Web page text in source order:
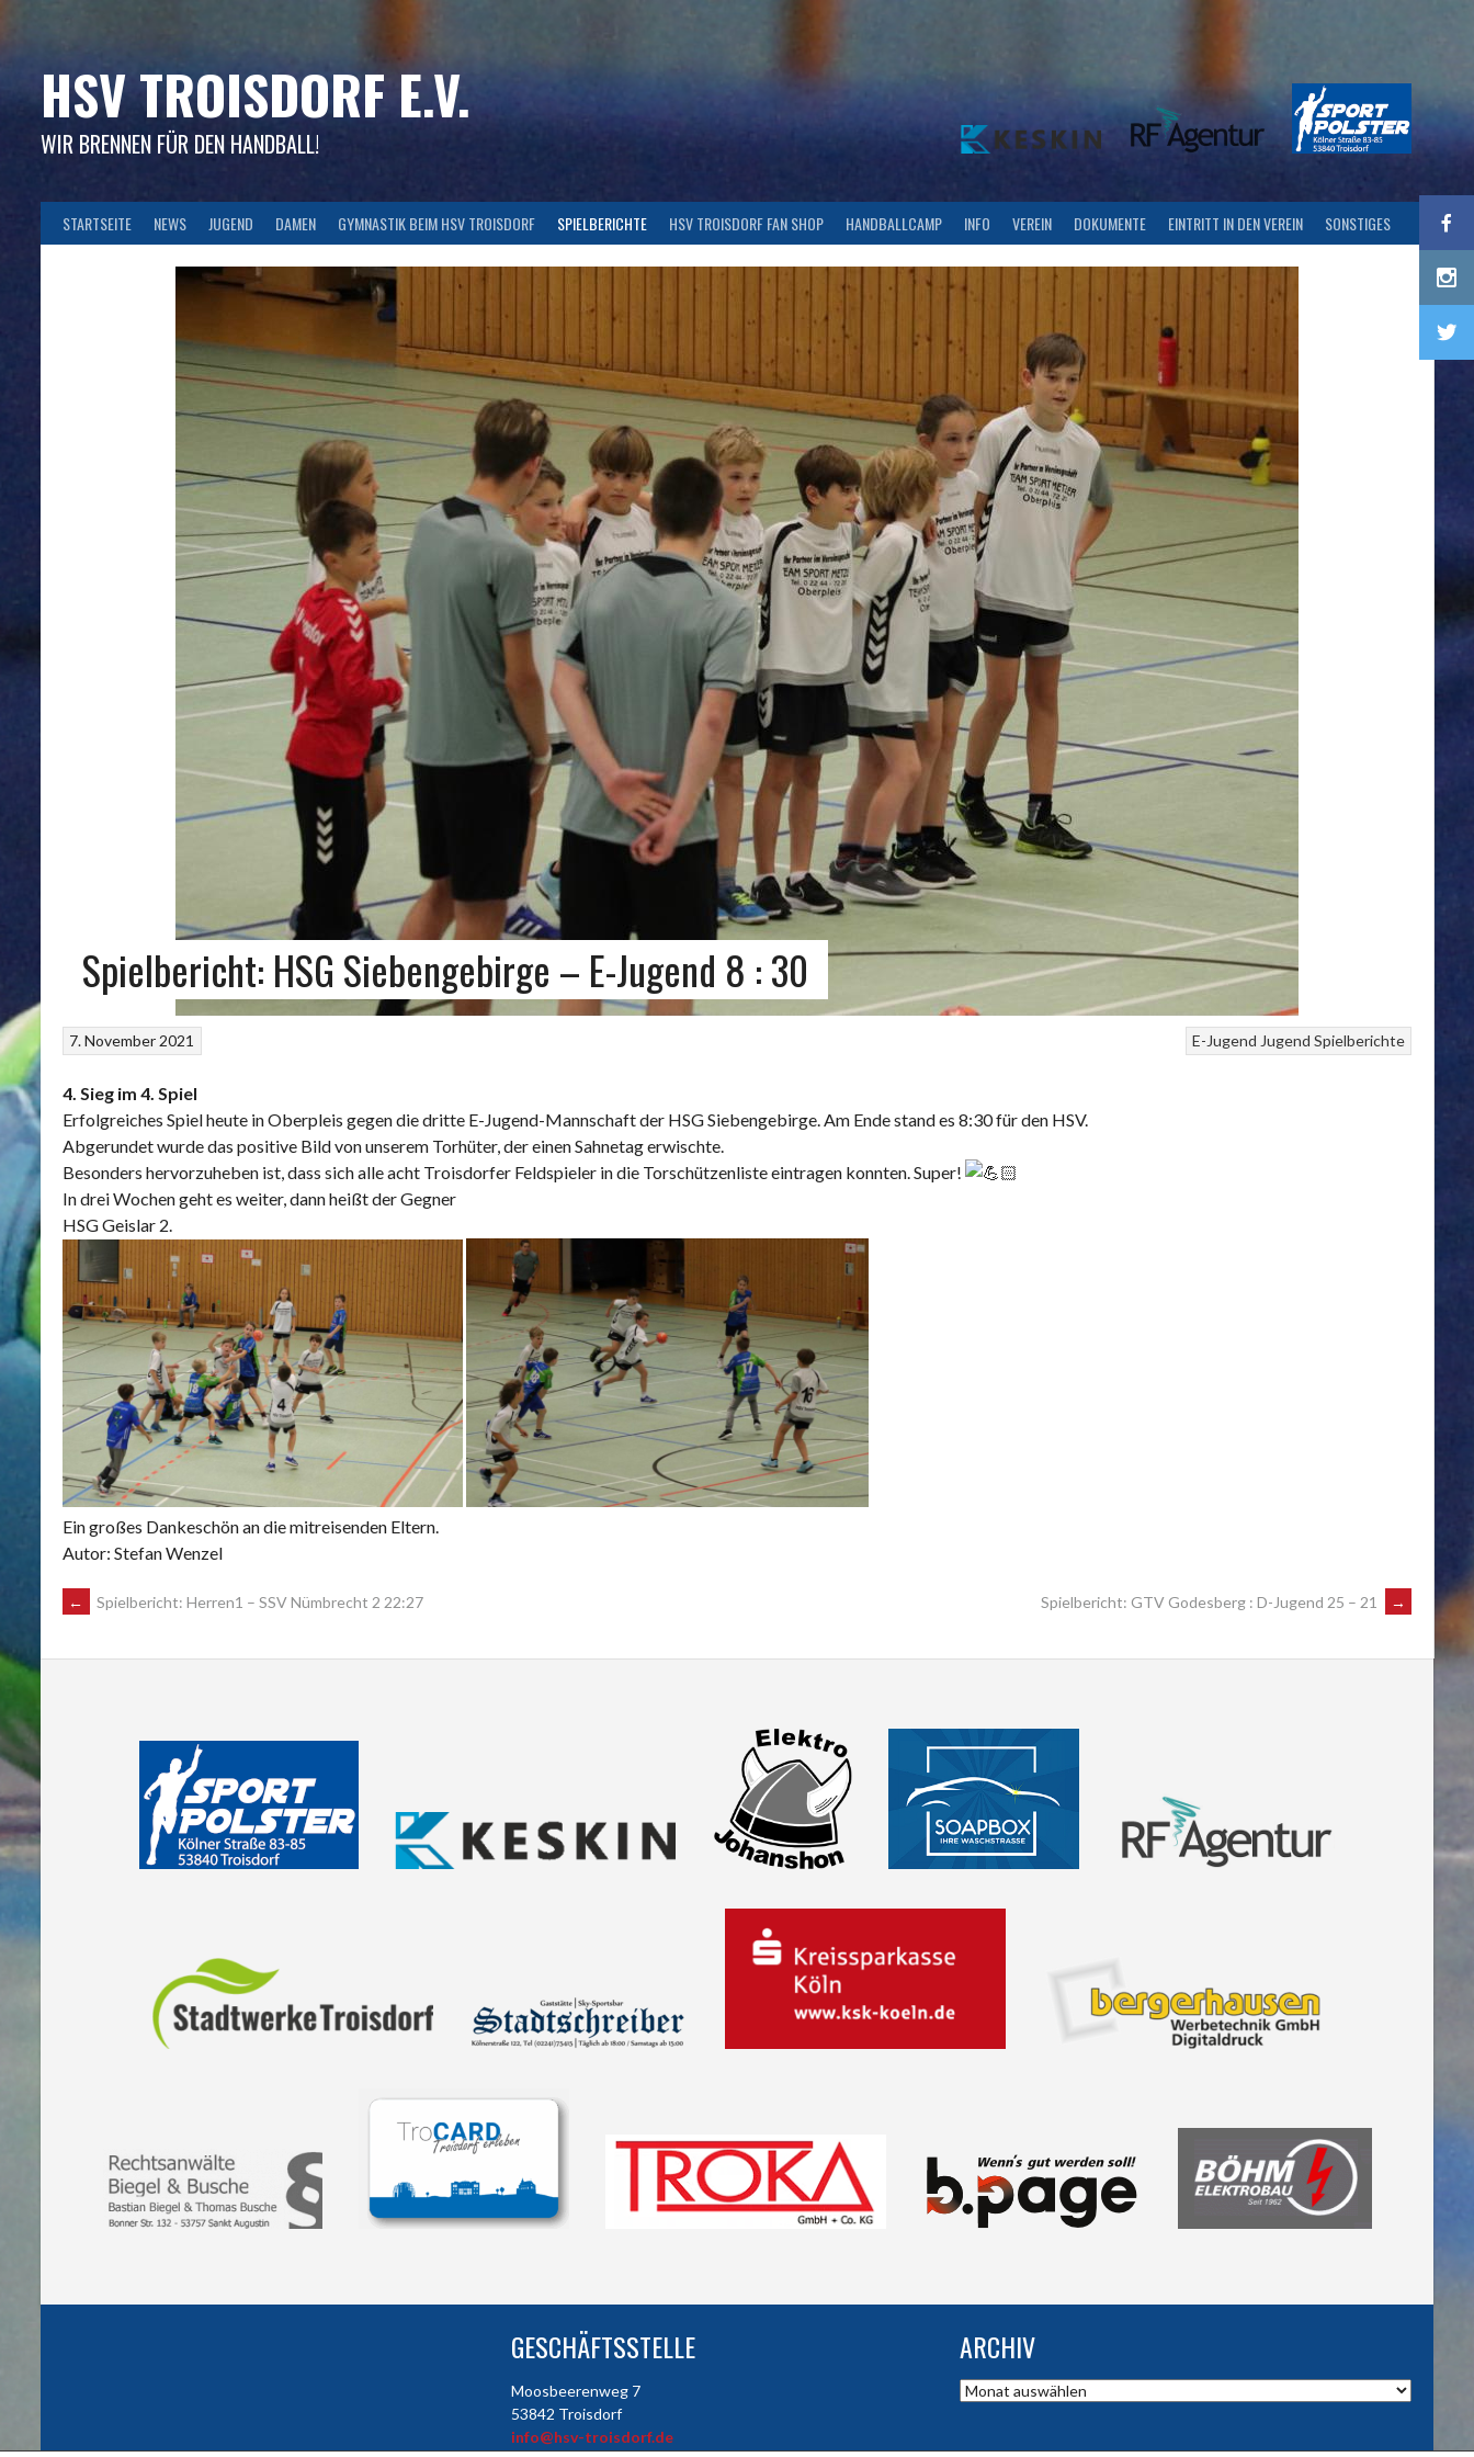
HSV TROISDORF E.V.
WIR BRENNEN FÜR DEN HANDBALL!
STARTSEITE NEWS JUGEND DAMEN GYMNASTIK BEIM HSV TROISDORF SPIELBERICHTE HSV TROISDORF FAN SHOP HANDBALLCAMP INFO VEREIN DOKUMENTE EINTRITT IN DEN VEREIN SONSTIGES
Spielbericht: HSG Siebengebirge – E-Jugend 8 : 30
E-Jugend Jugend Spielberichte
7. November 2021
4. Sieg im 4. Spiel
Erfolgreiches Spiel heute in Oberpleis gegen die dritte E-Jugend-Mannschaft der HSG Siebengebirge. Am Ende stand es 8:30 für den HSV.
Abgerundet wurde das positive Bild von unserem Torhüter, der einen Sahnetag erwischte.
Besonders hervorzuheben ist, dass sich alle acht Troisdorfer Feldspieler in die Torschützenliste eintragen konnten. Super!
In drei Wochen geht es weiter, dann heißt der Gegner
HSG Geislar 2.
Ein großes Dankeschön an die mitreisenden Eltern.
Autor: Stefan Wenzel
POST
NAVIGATION
← Spielbericht: Herren1 – SSV Nümbrecht 2 22:27 Spielbericht: GTV Godesberg : D-Jugend 25 – 21 →
GESCHÄFTSSTELLE
Moosbeerenweg 7
53842 Troisdorf
info@hsv-troisdorf.de
ARCHIV
Archiv